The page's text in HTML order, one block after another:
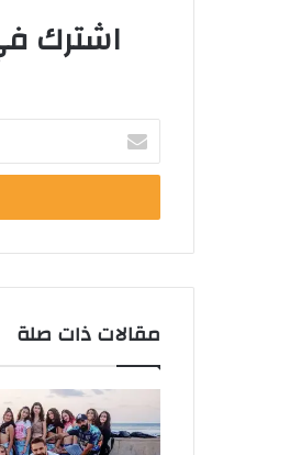
اشترك
خ
ب
د
ا
ك
مقالات ذات صلة